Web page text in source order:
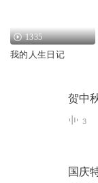
1335
我的人生日记
贺中
3
国庆